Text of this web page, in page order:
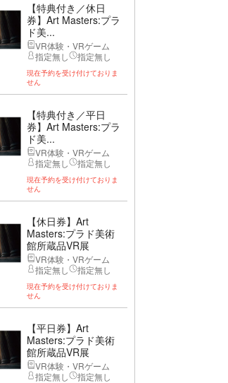
【特典付き／休日
券】Art Masters:プラ
ド美...
VR体験・VRゲーム
指定無し
指定無し
現在予約を受け付けておりま
せん
【特典付き／平日
券】Art Masters:プラ
ド美...
VR体験・VRゲーム
指定無し
指定無し
現在予約を受け付けておりま
せん
【休日券】Art
Masters:プラド美術
館所蔵品VR展
VR体験・VRゲーム
指定無し
指定無し
現在予約を受け付けておりま
せん
【平日券】Art
Masters:プラド美術
館所蔵品VR展
VR体験・VRゲーム
指定無し
指定無し